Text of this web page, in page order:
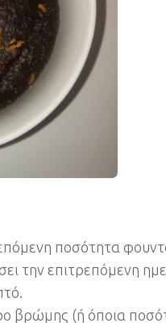
ποσότητα
την επιτρεπόμενη
βρώμης (ή όποια